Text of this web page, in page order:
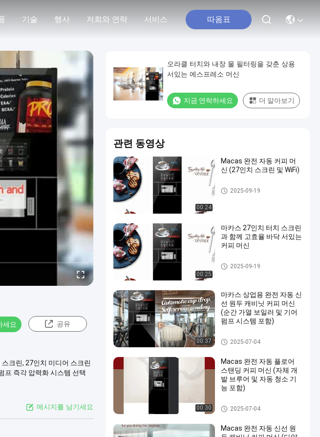
기술 행사 저희와 연락 서비스 따옴표
세요 공유
크린, 27인치 미디어 스크린
프 즉각 압력화 시스템 선택
메시지를 남기세요
오라클 터치와 내장 물 필터링을 갖춘 상용
서있는 에스프레소 머신
지금 연락하세요 더 알아보기
관련 동영상
00:24
Macas 완전 자동 커피 머
신 (27인치 스크린 및 WiFi)
플로어 스탠딩 커피 머신
2025-09-19
00:25
마카스 27인치 터치 스크린
과 함께 고효율 바닥 서있는
커피 머신
플로어 스탠딩 커피 머신
2025-09-19
00:37
마카스 상업용 완전 자동 신
선 원두 캐비닛 커피 머신
(순간 가열 보일러 및 기어
펌프 시스템 포함)
플로어 스탠딩 커피 머신
2025-07-04
00:30
Macas 완전 자동 플로어
스탠딩 커피 머신 (자체 개
발 브루어 및 자동 청소 기
능 포함)
플로어 스탠딩 커피 머신
2025-07-04
Macas 완전 자동 신선 원